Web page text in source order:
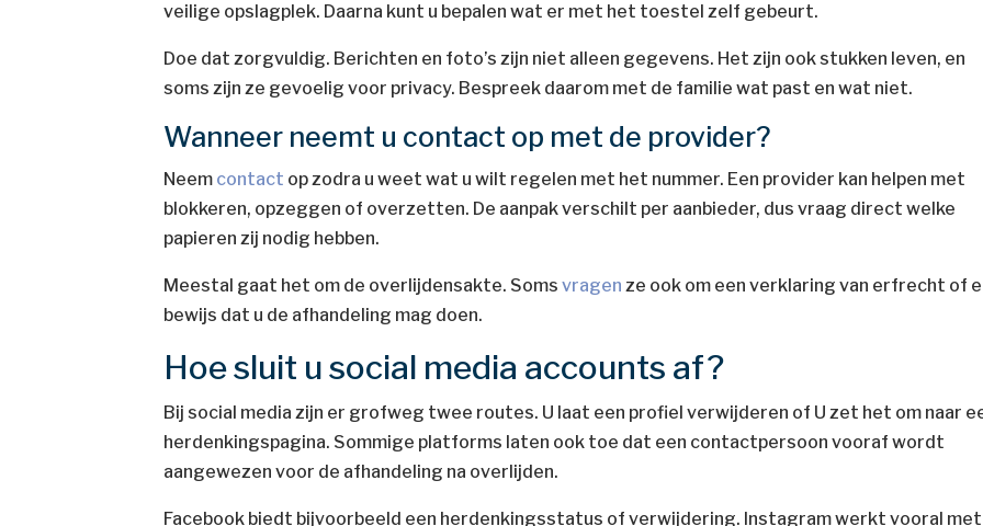
veilige opslagplek. Daarna kunt u bepalen wat er met het toestel zelf gebeurt.
Doe dat zorgvuldig. Berichten en foto’s zijn niet alleen gegevens. Het zijn ook stukken leven, en
soms zijn ze gevoelig voor privacy. Bespreek daarom met de familie wat past en wat niet.
Wanneer neemt u contact op met de provider?
Neem contact op zodra u weet wat u wilt regelen met het nummer. Een provider kan helpen met
blokkeren, opzeggen of overzetten. De aanpak verschilt per aanbieder, dus vraag direct welke
papieren zij nodig hebben.
Meestal gaat het om de overlijdensakte. Somsvragen ze ook om een verklaring van erfrecht of
bewijs dat u de afhandeling mag doen.
Hoe sluit u social media accounts af?
Bij social media zijn er grofweg twee routes. U laat een profiel verwijderen of U zet het om naar
herdenkingspagina. Sommige platforms laten ook toe dat een contactpersoon vooraf wordt
aangewezen voor de afhandeling na overlijden.
Facebook biedt bijvoorbeeld een herdenkingsstatus of verwijdering. Instagram werkt vooral met